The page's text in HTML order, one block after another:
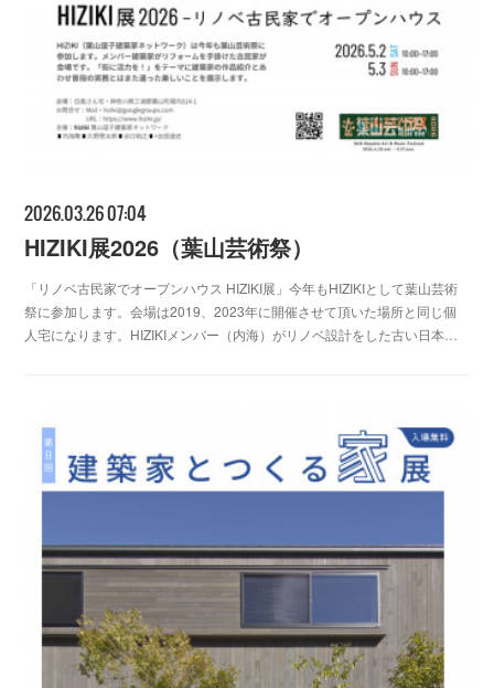
2026.03.26 07:04
HIZIKI展2026（葉山芸術祭）
「リノベ古民家でオープンハウス HIZIKI展」今年もHIZIKIとして葉山芸術
祭に参加します。会場は2019、2023年に開催させて頂いた場所と同じ個
人宅になります。HIZIKIメンバー（内海）がリノベ設計をした古い日本…